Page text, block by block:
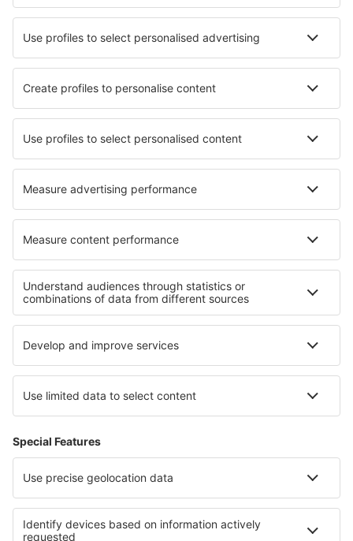
Companii aeriene
Wizz Air
Ryanair
Lufthansa
Despre eSky
Cariere
Termeni şi condiţii
Rezervările mele
Politica de Confidențialitate
Politică cookie
Asistenţă şi contact
Țări
Siteuri internaționale